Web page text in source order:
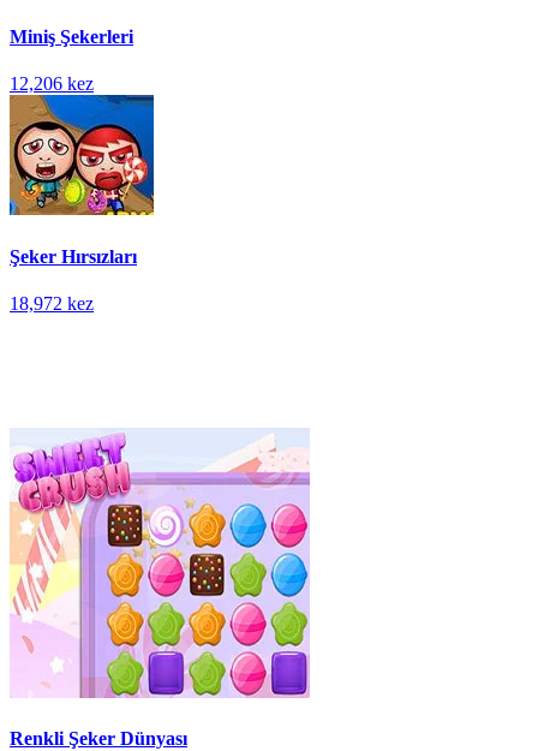
Miniş Şekerleri
12,206 kez
Şeker Hırsızları
18,972 kez
Renkli Şeker Dünyası